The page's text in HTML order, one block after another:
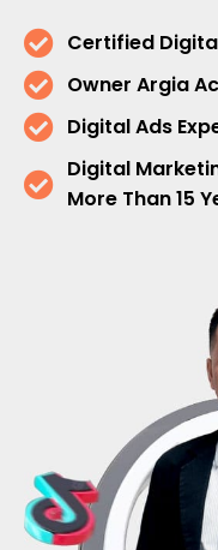
Certified
Owner Argia
Digital Ads
Digital
More Than 15